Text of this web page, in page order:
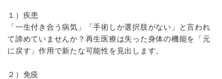
１）疾患
「一生付き合う病気」「手術しか選択肢がない」と言われ
て諦めていませんか？再生医療は失った身体の機能を「元
に戻す」作用で新たな可能性を見出します。
２）免疫